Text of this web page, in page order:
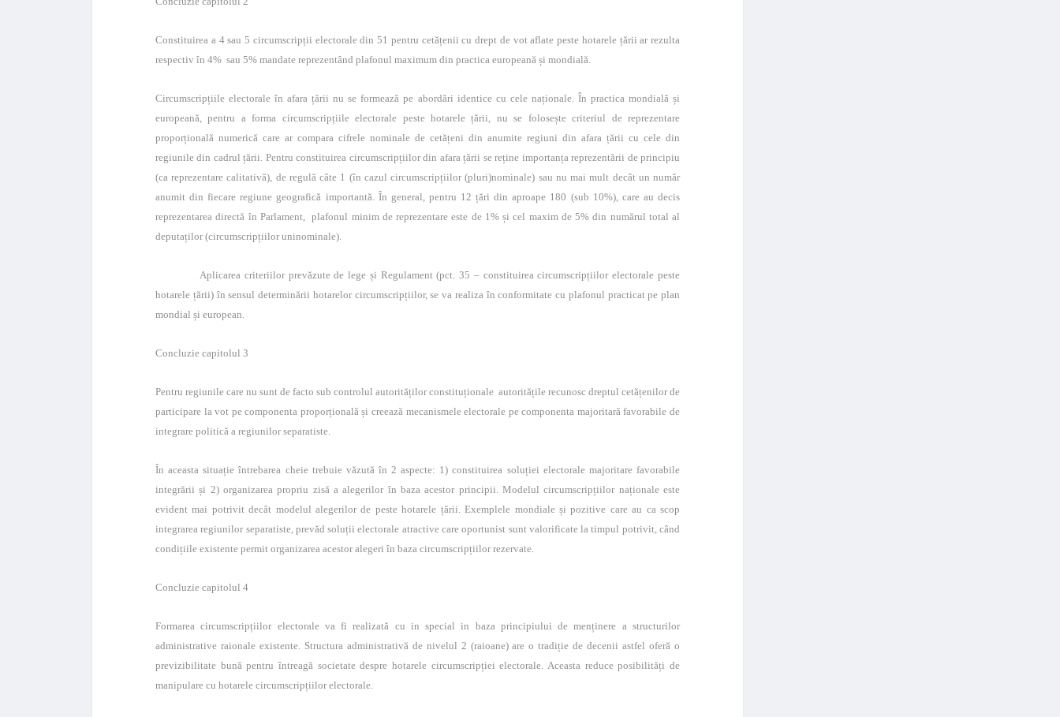
Constituirea a 4 sau 5 circumscripții electorale din 51 pentru cetățenii cu drept de vot aflate peste hotarele țării ar rezulta
respectiv în 4% sau 5% mandate reprezentând plafonul maximum din practica europeană și mondială.
Circumscripțiile electorale în afara țării nu se formează pe abordări identice cu cele naționale. În practica mondială și
europeană, pentru a forma circumscripțiile electorale peste hotarele țării, nu se folosește criteriul de reprezentare
proporțională numerică care ar compara cifrele nominale de cetățeni din anumite regiuni din afara țării cu cele din
regiunile din cadrul țării. Pentru constituirea circumscripțiilor din afara țării se reține importanța reprezentării de principiu
(ca reprezentare calitativă), de regulă câte 1 (în cazul circumscripțiilor (pluri)nominale) sau nu mai mult decât un număr
anumit din fiecare regiune geografică importantă. În general, pentru 12 țări din aproape 180 (sub 10%), care au decis
reprezentarea directă în Parlament, plafonul minim de reprezentare este de 1% și cel maxim de 5% din numărul total al
deputaților (circumscripțiilor uninominale).
Aplicarea criteriilor prevăzute de lege și Regulament (pct. 35 – constituirea circumscripțiilor electorale peste
hotarele țării) în sensul determinării hotarelor circumscripțiilor, se va realiza în conformitate cu plafonul practicat pe plan
mondial și european.
Concluzie capitolul 3
Pentru regiunile care nu sunt de facto sub controlul autorităților constituționale autoritățile recunosc dreptul cetățenilor de
participare la vot pe componenta proporțională și creează mecanismele electorale pe componenta majoritară favorabile de
integrare politică a regiunilor separatiste.
În aceasta situație întrebarea cheie trebuie văzută în 2 aspecte: 1) constituirea soluției electorale majoritare favorabile
integrării și 2) organizarea propriu zisă a alegerilor în baza acestor principii. Modelul circumscripțiilor naționale este
evident mai potrivit decât modelul alegerilor de peste hotarele țării. Exemplele mondiale și pozitive care au ca scop
integrarea regiunilor separatiste, prevăd soluții electorale atractive care oportunist sunt valorificate la timpul potrivit, când
condițiile existente permit organizarea acestor alegeri în baza circumscripțiilor rezervate.
Concluzie capitolul 4
Formarea circumscripțiilor electorale va fi realizată cu in special in baza principiului de menținere a structurilor
administrative raionale existente. Structura administrativă de nivelul 2 (raioane) are o tradiție de decenii astfel oferă o
previzibilitate bună pentru întreagă societate despre hotarele circumscripției electorale. Aceasta reduce posibilități de
manipulare cu hotarele circumscripțiilor electorale.